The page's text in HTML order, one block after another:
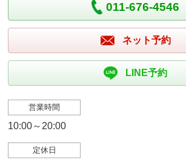
011-676-4546
ネット予約
LINE予約
営業時間
10:00～20:00
定休日